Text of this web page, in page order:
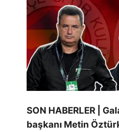
SON HABERLER |
başkanı Metin